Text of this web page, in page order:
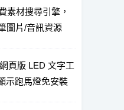
素材搜尋引擎，
圖片/音訊資源
頁版 LED 文字工
示跑馬燈免安裝